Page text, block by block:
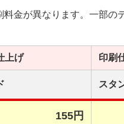
金が異なります。一部の
上げ 印刷
スタ
155円